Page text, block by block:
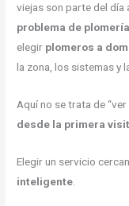
viejas son parte del día
problema de
elegir plomeros a
la zona, los sistemas y
Aquí no se trata de
desde la primera
Elegir un servicio
inteligente